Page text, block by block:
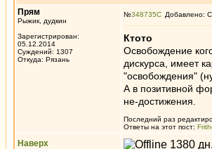
Прям
Рыжик, дудкин
Зарегистрирован:
05.12.2014
Суждений: 1307
Откуда: Рязань
№348735 Добавлено:
Ктото
Освобождение
дискурса, имеет
"освобождения"
А в позитивной
не-достижения.
Последний раз
Ответы на этот пост:
Наверх